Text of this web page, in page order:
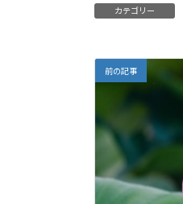
カテゴリー
前の記事